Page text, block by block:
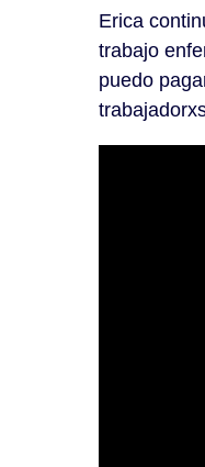
Erica
trabajo
puedo